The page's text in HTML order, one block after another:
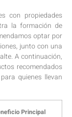
con⁣ propiedades
la ⁤formación de
optar ‌por⁣
junto con una
A continuación,
recomendados
quienes llevan
Principal